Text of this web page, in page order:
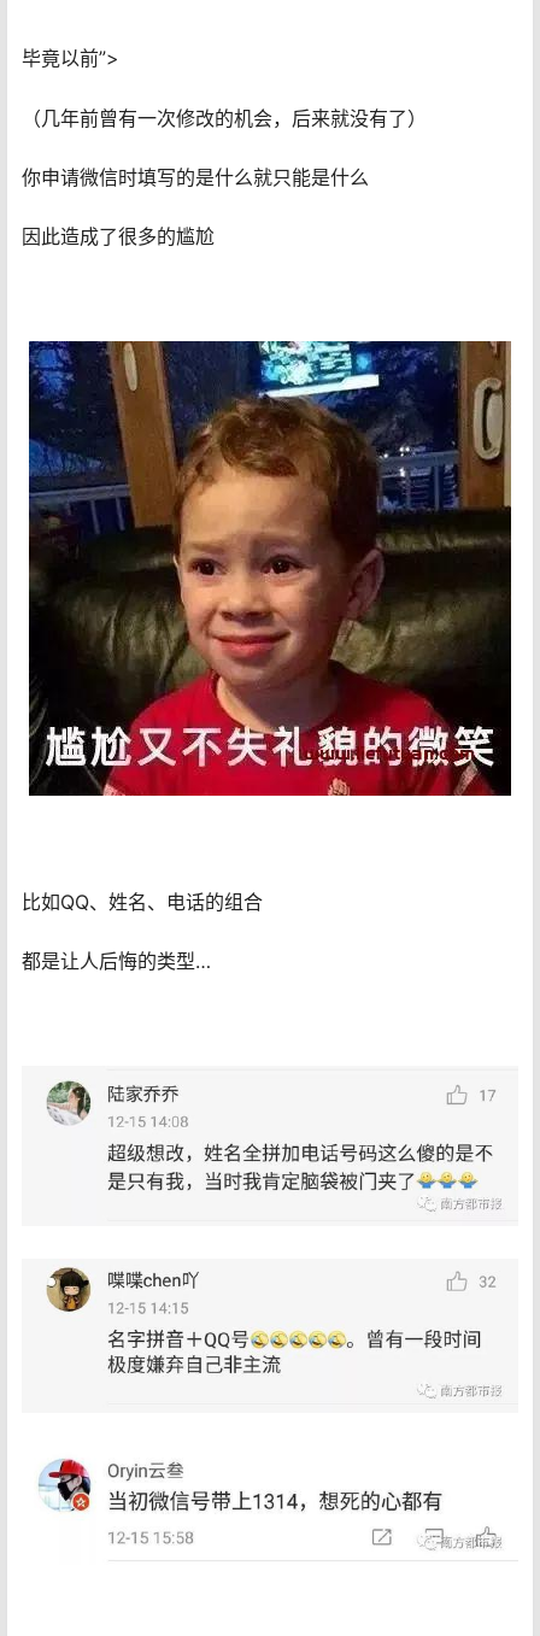
毕竟以前”>
（几年前曾有一次修改的机会，后来就没有了）
你申请微信时填写的是什么就只能是什么
因此造成了很多的尴尬
比如QQ、姓名、电话的组合
都是让人后悔的类型…